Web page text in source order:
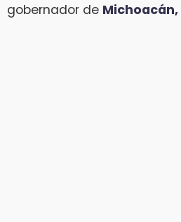
gobernador de Michoacán,